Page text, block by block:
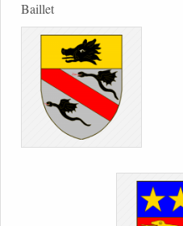
Baillet